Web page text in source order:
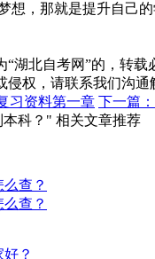
想，那就是提升自己
湖北自考网”的，转载
权，请联系我们沟
习资料第一章 下一篇
科？" 相关文章推荐
查？
查？
？